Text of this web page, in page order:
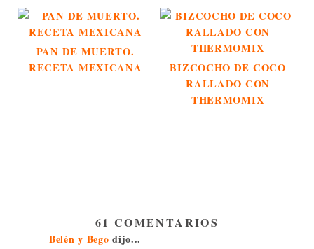
PAN DE MUERTO.
RECETA MEXICANA
BIZCOCHO DE COCO
RALLADO CON
THERMOMIX
61 COMENTARIOS
Belén y Bego dijo...